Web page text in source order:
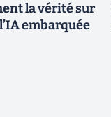
la vérité sur
embarquée